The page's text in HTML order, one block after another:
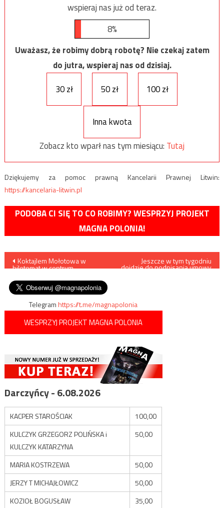
wspieraj nas już od teraz.
8%
Uważasz, że robimy dobrą robotę? Nie czekaj zatem
do jutra, wspieraj nas od dzisiaj.
30 zł
50 zł 100 zł
Inna kwota
Zobacz kto wparł nas tym miesiącu: Tutaj
Dziękujemy za pomoc prawną Kancelarii Prawnej Litwin:
https://kancelaria-litwin.pl
PODOBA CI SIĘ TO CO ROBIMY? WESPRZYJ PROJEKT
MAGNA POLONIA!
Nawigacja
wpisu
Koktajlem Mołotowa w
biletomat w centrum
Jeszcze w tym tygodniu
dojdzie do podpisania umowy
Telegramhttps://t.me/magnapolonia
WESPRZYJ PROJEKT MAGNA POLONIA
Darczyńcy - 6.08.2026
KACPER STAROŚCIAK
100,00
KULCZYK GRZEGORZ POLIŃSKA i
KULCZYK KATARZYNA
50,00
MARIA KOSTRZEWA
50,00
JERZY T MICHAJŁOWICZ
50,00
KOZIOŁ BOGUSŁAW
35,00